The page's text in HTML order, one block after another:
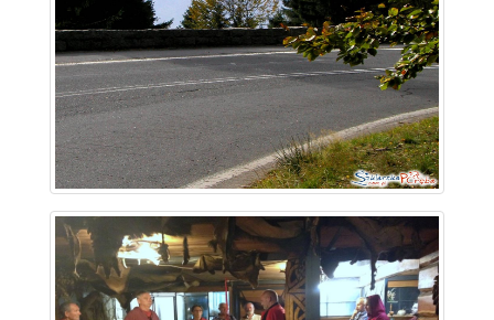
~ 2.5 km